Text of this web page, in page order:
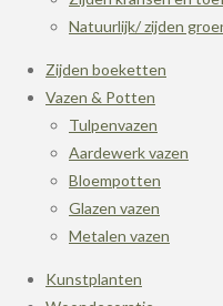
Natuurlijk/ zijden
Zijden boeketten
Vazen & Potten
Tulpenvazen
Aardewerk vazen
Bloempotten
Glazen vazen
Metalen vazen
Kunstplanten